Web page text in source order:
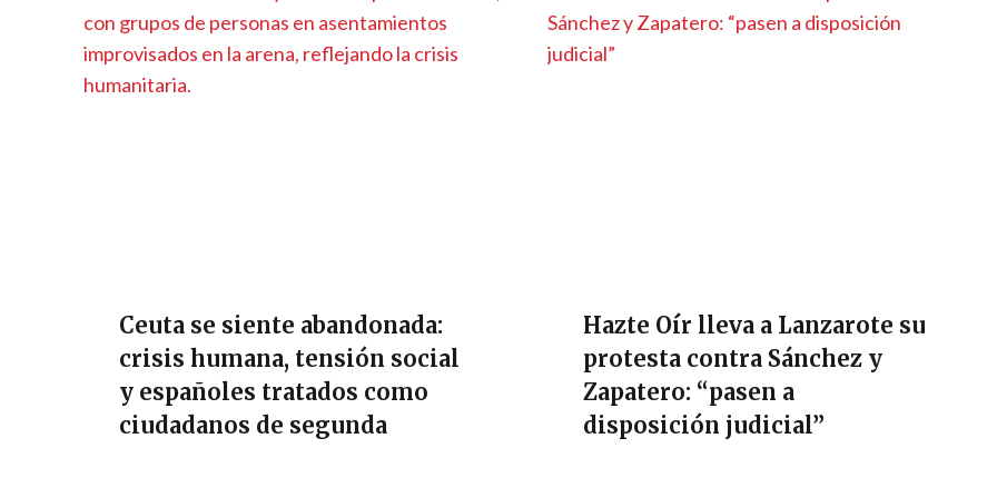
Ceuta se siente abandonada:
crisis humana, tensión social
y españoles tratados como
ciudadanos de segunda
Hazte Oír lleva a Lanzarote su
protesta contra Sánchez y
Zapatero: “pasen a
disposición judicial”